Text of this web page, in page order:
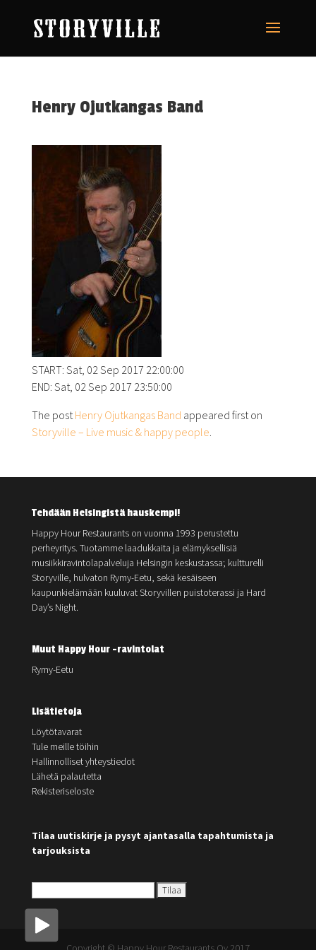
Henry Ojutkangas Band
START: Sat, 02 Sep 2017 22:00:00
END: Sat, 02 Sep 2017 23:50:00
The postHenry Ojutkangas Band appeared first on
Storyville – Live music & happy people.
Tehdään Helsingistä hauskempi!
Happy Hour Restaurants on vuonna 1993 perustettu
perheyritys. Tuotamme laadukkaita ja elämyksellisiä
musiikkiravintolapalveluja Helsingin keskustassa; kultturelli
Storyville, hulvaton Rymy-Eetu, sekä kesäiseen
kaupunkielämään kuuluvat Storyvillen puistoterassi ja Hard
Day’s Night.
Muut Happy Hour -ravintolat
Rymy-Eetu
Lisätietoja
Löytötavarat
Tule meille töihin
Hallinnolliset yhteystiedot
Lähetä palautetta
Rekisteriseloste
Tilaa uutiskirje ja pysyt ajantasalla tapahtumista ja
tarjouksista